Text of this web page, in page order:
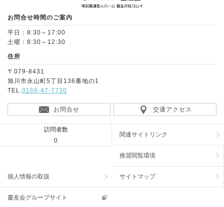
お問合せ時間のご案内
平日：8:30～17:00
土曜：8:30～12:30
住所
〒079-8431
旭川市永山町5丁目136番地の1
TEL.0166-47-7730
お問合せ 交通アクセス
訪問者数
0
関連サイトリンク
推奨閲覧環境
個人情報の取扱 サイトマップ
慶友会グループサイト